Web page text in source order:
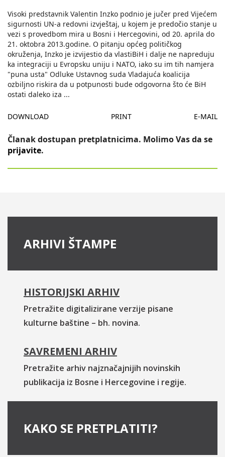
Visoki predstavnik Valentin Inzko podnio je jučer pred Vijećem
sigurnosti UN-a redovni izvještaj, u kojem je predočio stanje u
vezi s provedbom mira u Bosni i Hercegovini, od 20. aprila do
21. oktobra 2013.godine. O pitanju općeg političkog
okruženja, Inzko je izvijestio da vlastiBiH i dalje ne napreduju
ka integraciji u Evropsku uniju i NATO, iako su im tih namjera
"puna usta" Odluke Ustavnog suda Vladajuća koalicija
ozbiljno riskira da u potpunosti bude odgovorna što će BiH
ostati daleko iza ...
DOWNLOAD PRINT E-MAIL
Članak dostupan pretplatnicima. Molimo Vas da se
prijavite.
ARHIVI ŠTAMPE
HISTORIJSKI ARHIV
Pretražite digitalizirane verzije pisane
kulturne baštine – bh. novina.
SAVREMENI ARHIV
Pretražite arhiv najznačajnijih novinskih
publikacija iz Bosne i Hercegovine i regije.
KAKO SE PRETPLATITI?